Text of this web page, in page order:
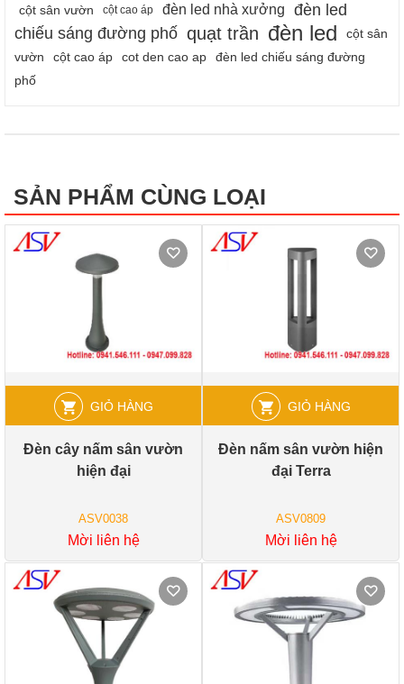
cột sân vườn cột cao áp đèn led nhà xưởng
đèn led
chiếu sáng đường phố quạt trần đèn led
cột sân
vườn
cột cao áp cot den cao ap
đèn led chiếu sáng đường
phố
SẢN PHẨM CÙNG LOẠI
GIỎ HÀNG
Đèn cây nấm sân vườn
hiện đại
ASV0038
Mời liên hệ
GIỎ HÀNG
Đèn nấm sân vườn hiện
đại Terra
ASV0809
Mời liên hệ